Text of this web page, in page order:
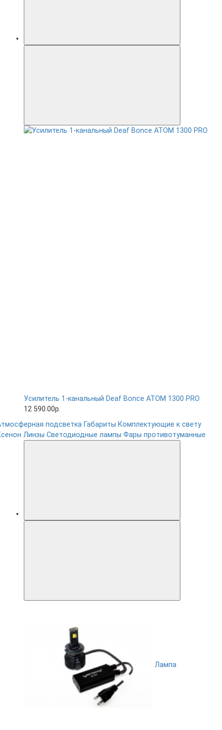
Усилитель 1-канальный Deaf Bonce ATOM 1300 PRO
12 590.00р.
подсветка Габариты Комплектующие к свету
Линзы Светодиодные лампы Фары противотуманные
Лампа